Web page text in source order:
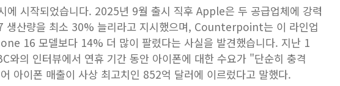
시작되었습니다. 2025년 9월 출시 직후 Apple은 두 공급업체에 강력
생산량을 최소 30% 늘리라고 지시했으며, Counterpoint는 이 라인업
16 모델보다 14% 더 많이 팔렸다는 사실을 발견했습니다. 지난 1
와의 인터뷰에서 연휴 기간 동안 아이폰에 대한 수요가 "단순히 충격
아이폰 매출이 사상 최고치인 852억 달러에 이르렀다고 말했다.